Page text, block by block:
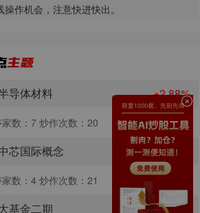
操作机会，注意快进快出。
导体材料 +2.88%
数：7 炒作次数：20
芯国际概念 +2.86%
数：4 炒作次数：21
基金二期 +2.80%